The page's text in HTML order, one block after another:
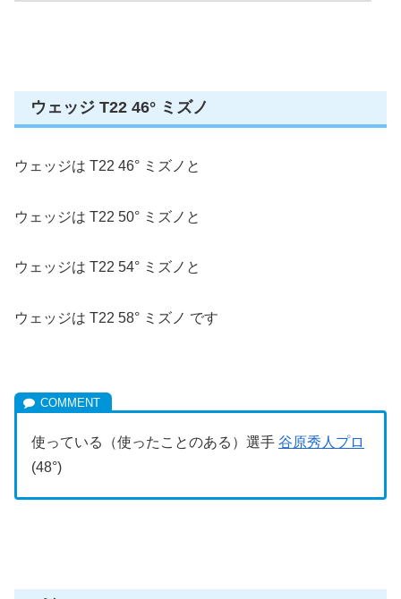
ウェッジ T22 46° ミズノ
ウェッジは T22 46° ミズノと
ウェッジは T22 50° ミズノと
ウェッジは T22 54° ミズノと
ウェッジは T22 58° ミズノ です
使っている（使ったことのある）選手 谷原秀人プロ
(48°)